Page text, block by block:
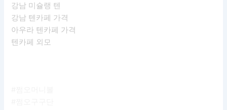
강남 미슐랭 텐
강남 텐카페 가격
아우라 텐카페 가격
텐카페 외모